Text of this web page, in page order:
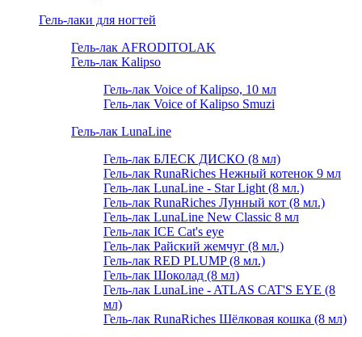
Гель-лаки для ногтей
Гель-лак AFRODITOLAK
Гель-лак Kalipso
Гель-лак Voice of Kalipso, 10 мл
Гель-лак Voice of Kalipso Smuzi
Гель-лак LunaLine
Гель-лак БЛЕСК ДИСКО (8 мл)
Гель-лак RunaRiches Нежный котенок 9 мл
Гель-лак LunaLine - Star Light (8 мл.)
Гель-лак RunaRiches Лунный кот (8 мл.)
Гель-лак LunaLine New Classic 8 мл
Гель-лак ICE Cat's eye
Гель-лак Райский жемчуг (8 мл.)
Гель-лак RED PLUMP (8 мл.)
Гель-лак Шоколад (8 мл)
Гель-лак LunaLine - ATLAS CAT'S EYE (8
мл)
Гель-лак RunaRiches Шёлковая кошка (8 мл)